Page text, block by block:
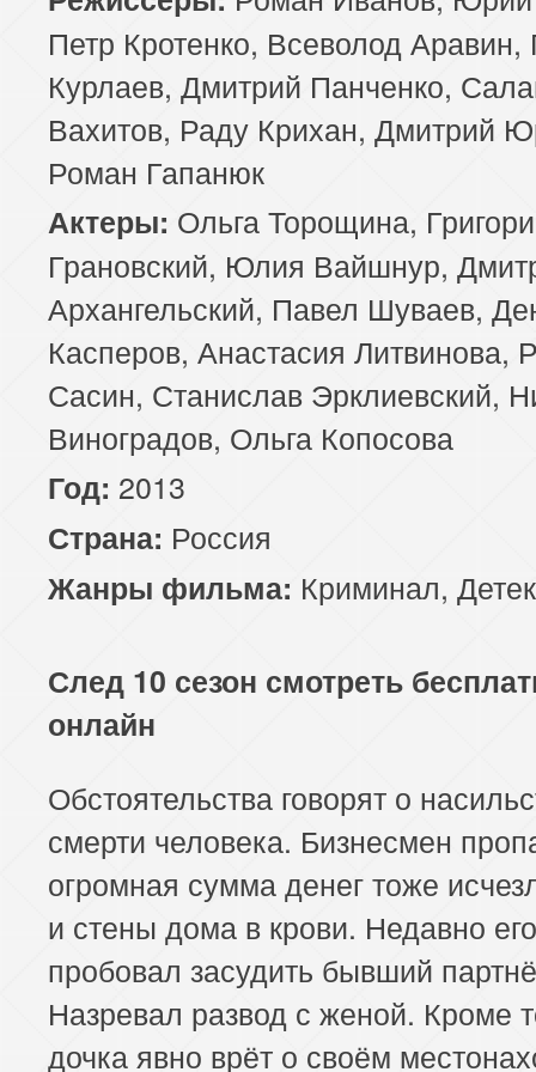
89 серия
90 серия
91 серия
93 серия
94 серия
95 серия
97 серия
98 серия
Петр Кротенко, Всеволод Аравин,
Курлаев, Дмитрий Панченко,
Вахитов, Раду Крихан, Дмитрий
Роман Гапанюк
Актеры: Ольга Торощина,
Грановский, Юлия Вайшнур,
Архангельский, Павел Шуваев,
Касперов, Анастасия Литвинова,
Сасин, Станислав Эрклиевский,
Виноградов, Ольга Копосова
Год: 2013
Страна: Россия
Жанры фильма: Криминал,
След 10 сезон смотреть
онлайн
Обстоятельства говорят о
смерти человека. Бизнесмен
огромная сумма денег тоже
и стены дома в крови. Недавно его
пробовал засудить бывший
Назревал развод с женой. Кроме
дочка явно врёт о своём